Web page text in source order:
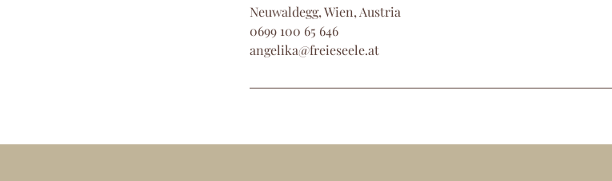
Neuwaldegg, Wien, Austria
0699 100 65 646
angelika@freieseele.at